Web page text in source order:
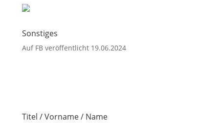
Sonstiges
Auf FB veröffentlicht 19.06.2024
Titel / Vorname / Name